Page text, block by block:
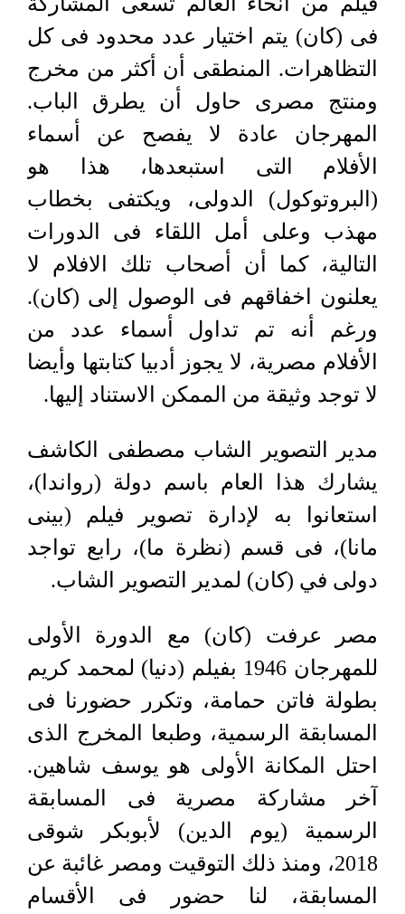
فى (كان) يتم اختيار عدد محدود فى كل
التظاهرات. المنطقى أن أكثر من مخرج
ومنتج مصرى حاول أن يطرق الباب.
المهرجان عادة لا يفصح عن أسماء
الأفلام التى استبعدها، هذا هو
(البروتوكول) الدولى، ويكتفى بخطاب
مهذب وعلى أمل اللقاء فى الدورات
التالية، كما أن أصحاب تلك الافلام لا
يعلنون اخفاقهم فى الوصول إلى (كان).
ورغم أنه تم تداول أسماء عدد من
الأفلام مصرية، لا يجوز أدبيا كتابتها وأيضا
لا توجد وثيقة من الممكن الاستناد إليها.
مدير التصوير الشاب مصطفى الكاشف
يشارك هذا العام باسم دولة (رواندا)،
استعانوا به لإدارة تصوير فيلم (بينى
مانا)، فى قسم (نظرة ما)، رابع تواجد
دولى في (كان) لمدير التصوير الشاب.
مصر عرفت (كان) مع الدورة الأولى
للمهرجان 1946 بفيلم (دنيا) لمحمد كريم
بطولة فاتن حمامة، وتكرر حضورنا فى
المسابقة الرسمية، وطبعا المخرج الذى
احتل المكانة الأولى هو يوسف شاهين.
آخر مشاركة مصرية فى المسابقة
الرسمية (يوم الدين) لأبوبكر شوقى
2018، ومنذ ذلك التوقيت ومصر غائبة عن
المسابقة، لنا حضور فى الأقسام